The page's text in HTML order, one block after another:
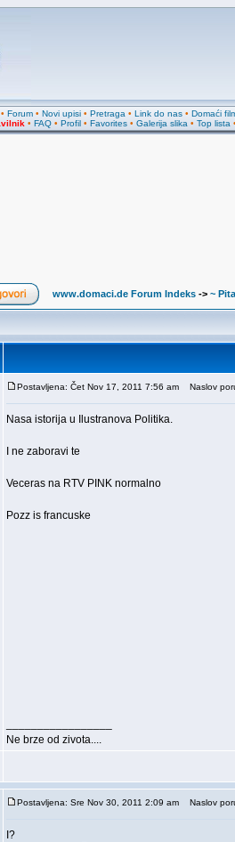
Forum• Novi upisi• Pretraga • Link do nas• Domaći
• FAQ • Profil • Favorites • Galerija slika • Top lista
www.domaci.de Forum Indeks -> ~
Postavljena: Čet Nov 17, 2011 7:56 am Naslov
Nasa istorija u Ilustranova Politika.
I ne zaboravi te
Veceras na RTV PINK normalno
Pozz is francuske
Ne brze od zivota....
Postavljena: Sre Nov 30, 2011 2:09 am Naslov
I?